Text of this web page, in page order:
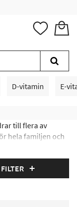
D-vitamin E-
till flera av
hela familjen och
|
FILTER